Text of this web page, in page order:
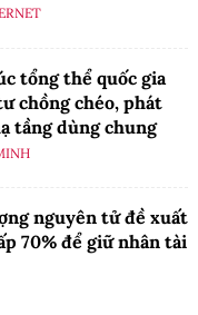
tổng thể quốc gia
chồng chéo, phát
tầng dùng chung
nguyên tử đề xuất
70% để giữ nhân tài